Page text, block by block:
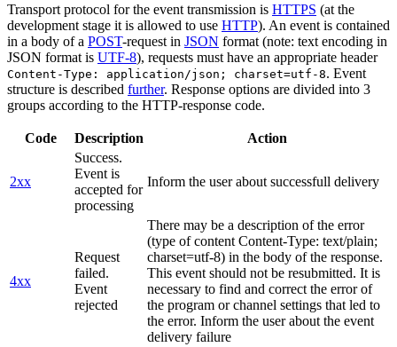
Transport protocol for the event transmission is HTTPS (at the
development stage it is allowed to use HTTP). An event is contained
in a body of a POST-request in JSON format (note: text encoding in
JSON format is UTF-8), requests must have an appropriate header
Content-Type: application/json; charset=utf-8. Event
structure is described further. Response options are divided into 3
groups according to the HTTP-response code.
Code Description Action
2xx
Success.
Event is
accepted for
processing
Inform the user about successfull delivery
4xx
Request
failed.
Event
rejected
There may be a description of the error
(type of content Content-Type: text/plain;
charset=utf-8) in the body of the response.
This event should not be resubmitted. It is
necessary to find and correct the error of
the program or channel settings that led to
the error. Inform the user about the event
delivery failure